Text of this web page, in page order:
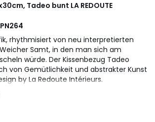
Tadeo bunt LA REDOUTE
rhythmisiert von neu interpretierten
Samt, in den man sich am
würde. Der Kissenbezug Tadeo
von Gemütlichkeit und abstrakter Kunst
by La Redoute Intérieurs.